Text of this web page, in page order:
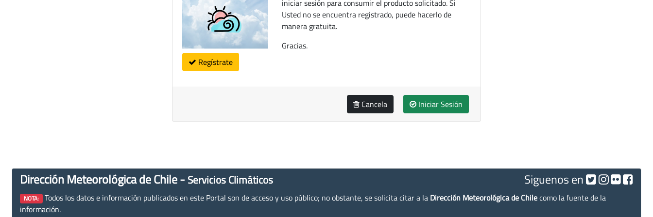
Regístrate
iniciar sesión para consumir el producto solicitado. Si
Usted no se encuentra registrado, puede hacerlo de
manera gratuita.
Gracias.
Cancela Iniciar Sesión
Dirección Meteorológica de Chile - Servicios Climáticos Siguenos en
NOTA: Todos los datos e información publicados en este Portal son de acceso y uso público; no obstante, se solicita citar a la Dirección Meteorológica de Chilecomo la fuente de la
información.